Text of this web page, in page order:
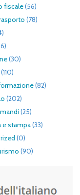
fiscale(56)
(78)
(30)
(110)
(82)
(202)
(25)
e stampa(33)
(0)
(90)